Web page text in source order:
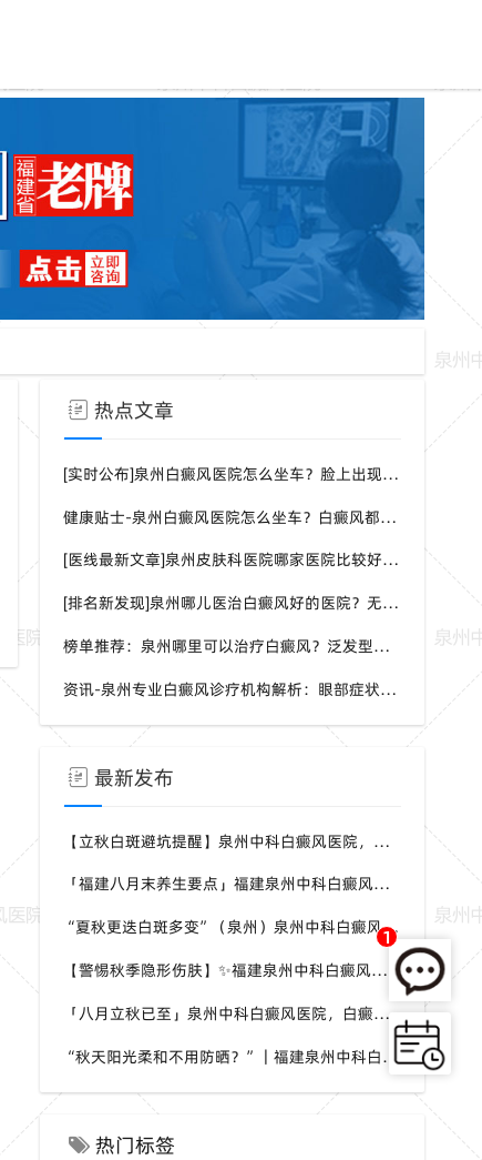
热点文章
[实时公布]泉州白癜风医院怎么坐车？脸上出现白点是什么病？
健康贴士-泉州白癜风医院怎么坐车？白癜风都是哪种症状呢？
[医线最新文章]泉州皮肤科医院哪家医院比较好？身上一片白一片白是怎么回事？
[排名新发现]泉州哪儿医治白癜风好的医院？无症状能检测白癜风吗？
榜单推荐：泉州哪里可以治疗白癜风？泛发型白癜风怎样治疗效果会更好？
资讯-泉州专业白癜风诊疗机构解析：眼部症状识别与科学干预方案
最新发布
【立秋白斑避坑提醒】泉州中科白癜风医院，白癜风换季养护，避开误区少走弯路
「福建八月末养生要点」福建泉州中科白癜风医院，白癜风，合理运动助力身体状态
“夏秋更迭白斑多变”（泉州）泉州中科白癜风医院，白癜风，早留意皮肤异常变化
【警惕秋季隐形伤肤】✨福建泉州中科白癜风医院，白癜风，秋风也会给皮肤带来刺激
「八月立秋已至」泉州中科白癜风医院，白癜风，夏秋交替做好养护，助力白斑维稳
“秋天阳光柔和不用防晒？”｜福建泉州中科白癜风医院，白癜风这个想法是错误的
热门标签
1